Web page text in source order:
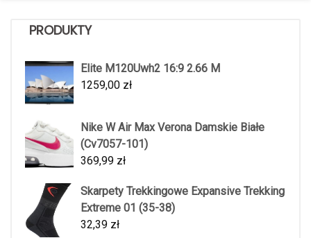
PRODUKTY
Elite M120Uwh2 16:9 2.66 M
1259,00 zł
Nike W Air Max Verona Damskie Białe
(Cv7057-101)
369,99 zł
Skarpety Trekkingowe Expansive Trekking
Extreme 01 (35-38)
32,39 zł